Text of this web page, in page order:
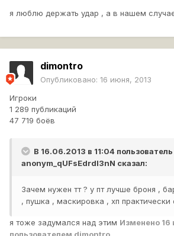
я люблю держать удар , а в нашем
dimontro
Опубликовано: 16 июня, 2013
Игроки
1 289 публикаций
47 719 боёв
В 16.06.2013 в 11:04 пользователь
anonym_qUFsEdrdI3nN сказал:
Зачем нужен тт ? у пт лучше броня ,
, пушка , маскировка , хп практически
я тоже задумался над этим Изменено 16